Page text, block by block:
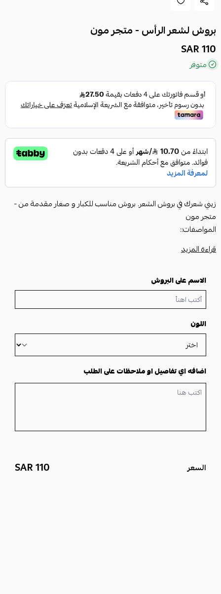
بروش لشعر الرأس - متجر مون
110 SAR
متوفر
زيني شعرك في بروش الشعر. بروش مناسب للكبار و صغار مقدمة من -
متجر مون
المواصفات::
•يمكنك تخصيص الاسم او الحرف حسب طلبك
•بروش بناتي.ونسائي
•مطلي بالذهب اعيار 21 قيرط.
•متوفر بلونين ذهبي او فضي.
كيف يصلك البروش:
علبه أنقى
تعليمات للمحافظة على القطعة:
قراءة المزيد
الاسم على البروش
اللون
اضافه اي تفاصيل او ملاحظات على الطلب
السعر 110 SAR